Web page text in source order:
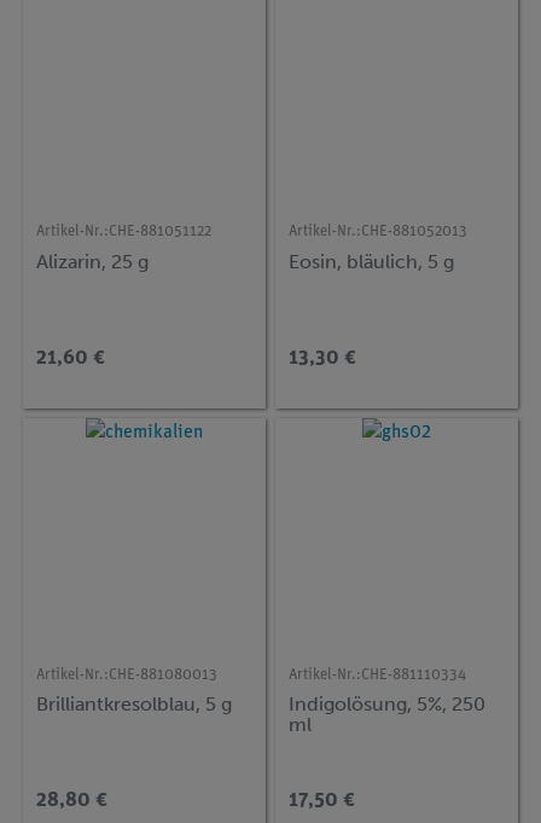
Artikel-Nr.:CHE-881051122
Alizarin, 25 g
21,60 €
Artikel-Nr.:CHE-881052013
Eosin, bläulich, 5 g
13,30 €
Artikel-Nr.:CHE-881080013
Brilliantkresolblau, 5 g
28,80 €
Artikel-Nr.:CHE-881110334
Indigolösung, 5%, 250
ml
17,50 €